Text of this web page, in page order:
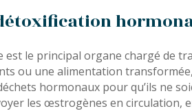
est le principal organe chargé de
ou une alimentation
hormonaux pour qu’ils ne
les œstrogènes en circulation,